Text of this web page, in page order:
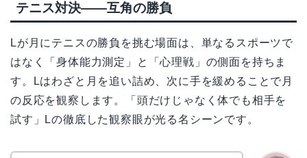
テニス対決――互角の勝負
Lが月にテニスの勝負を挑む場面は、単なるスポーツで
はなく「身体能力測定」と「心理戦」の側面を持ちま
す。Lはわざと月を追い詰め、次に手を緩めることで月
の反応を観察します。「頭だけじゃなく体でも相手を
試す」Lの徹底した観察眼が光る名シーンです。